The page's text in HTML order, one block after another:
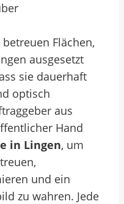
Flächen,
ausgesetzt
sie dauerhaft
optisch
aus
Hand
in Lingen, um
und ein
zu wahren. Jede